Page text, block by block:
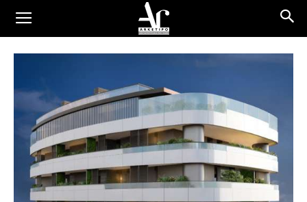
morbida dalle forme sinuose che come leggeri ed eleganti nastri
cingono l’edificio.